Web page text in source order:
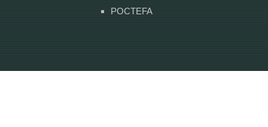
POCTEFA